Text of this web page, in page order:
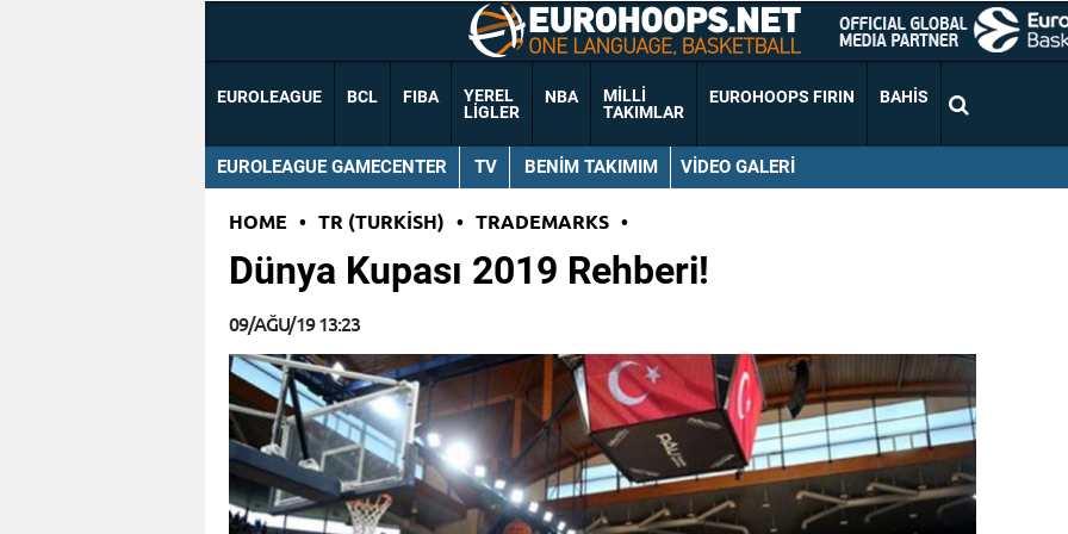
EUROLEAGUE BCL FIBA
YEREL
LIGLER
NBA
MILLI
TAKIMLAR
EUROHOOPS FIRIN BAHIS
EUROLEAGUE GAMECENTER TV BENIM TAKIMIM VIDEO GALERI
HOME • TR (TURKISH) • TRADEMARKS •
Dünya Kupası 2019 Rehberi!
09/AĞU/19 13:23